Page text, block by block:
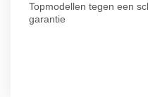
Topmodellen tegen een
garantie